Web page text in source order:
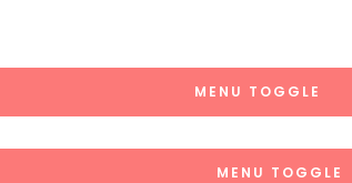
MENU TOGGLE
MENU TOGGLE